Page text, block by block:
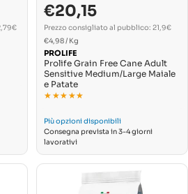
Prezzo
di
vendita
€20,15
normale
Prezzo consigliato al pubblico: 21,9€
PREZZO
UNITARIO
€4,98/ Per
Kg
PROLIFE
Prolife Grain Free Cane Adult
Sensitive Medium/Large Maiale
e Patate
★★★★★
★★★★★
Più opzioni disponibili
Consegna prevista in 3-4 giorni
lavorativi